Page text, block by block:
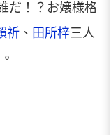
だ！？お嬢様格
祈 、 田所梓三人